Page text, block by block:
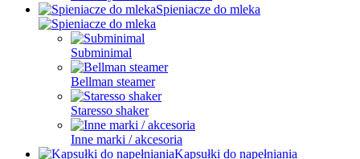
Spieniacze do mleka
Subminimal
Bellman steamer
Staresso shaker
Inne marki / akcesoria
Kapsułki do napełniania